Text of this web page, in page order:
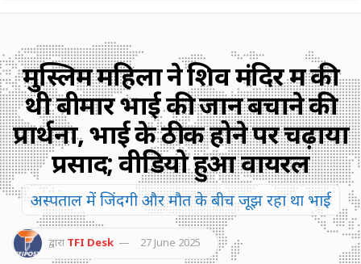
मुस्लिम महिला ने शिव मंदिर में की
थी बीमार भाई की जान बचाने की
प्रार्थना, भाई के ठीक होने पर चढ़ाया
प्रसाद; वीडियो हुआ वायरल
अस्पताल में जिंदगी और मौत के बीच जूझ रहा था भाई
द्वारा TFI Desk 27 June 2025